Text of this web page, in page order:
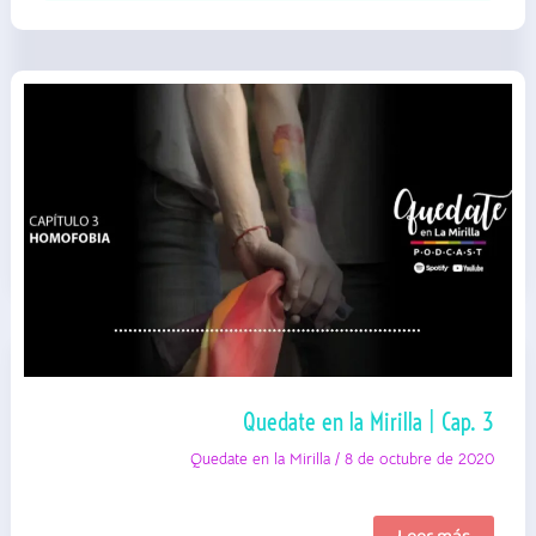
Quedate en la Mirilla | Cap. 3
Quedate en la Mirilla /8 de octubre de 2020